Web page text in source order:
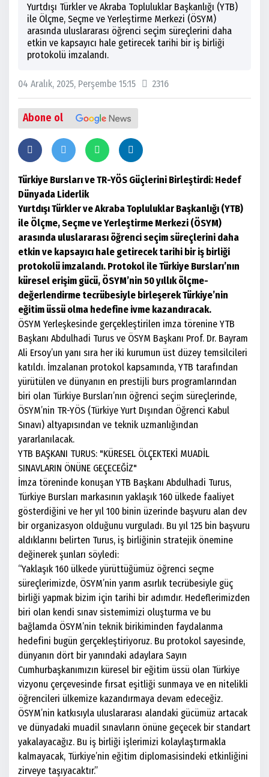
Yurtdışı Türkler ve Akraba Topluluklar Başkanlığı (YTB)
ile Ölçme, Seçme ve Yerleştirme Merkezi (ÖSYM)
arasında uluslararası öğrenci seçim süreçlerini daha
etkin ve kapsayıcı hale getirecek tarihi bir iş birliği
protokolü imzalandı.
04 Aralık, 2025, Perşembe 15:15 2316
Abone ol
Türkiye Bursları ve TR-YÖS Güçlerini Birleştirdi: Hedef
Dünyada Liderlik
Yurtdışı Türkler ve Akraba Topluluklar Başkanlığı (YTB)
ile Ölçme, Seçme ve Yerleştirme Merkezi (ÖSYM)
arasında uluslararası öğrenci seçim süreçlerini daha
etkin ve kapsayıcı hale getirecek tarihi bir iş birliği
protokolü imzalandı. Protokol ile Türkiye Bursları’nın
küresel erişim gücü, ÖSYM’nin 50 yıllık ölçme-
değerlendirme tecrübesiyle birleşerek Türkiye’nin
eğitim üssü olma hedefine ivme kazandıracak.
ÖSYM Yerleşkesinde gerçekleştirilen imza törenine YTB
Başkanı Abdulhadi Turus ve ÖSYM Başkanı Prof. Dr. Bayram
Ali Ersoy’un yanı sıra her iki kurumun üst düzey temsilcileri
katıldı. İmzalanan protokol kapsamında, YTB tarafından
yürütülen ve dünyanın en prestijli burs programlarından
biri olan Türkiye Bursları’nın öğrenci seçim süreçlerinde,
ÖSYM’nin TR-YÖS (Türkiye Yurt Dışından Öğrenci Kabul
Sınavı) altyapısından ve teknik uzmanlığından
yararlanılacak.
YTB BAŞKANI TURUS: "KÜRESEL ÖLÇEKTEKİ MUADİL
SINAVLARIN ÖNÜNE GEÇECEĞİZ"
İmza töreninde konuşan YTB Başkanı Abdulhadi Turus,
Türkiye Bursları markasının yaklaşık 160 ülkede faaliyet
gösterdiğini ve her yıl 100 binin üzerinde başvuru alan dev
bir organizasyon olduğunu vurguladı. Bu yıl 125 bin başvuru
aldıklarını belirten Turus, iş birliğinin stratejik önemine
değinerek şunları söyledi:
“Yaklaşık 160 ülkede yürüttüğümüz öğrenci seçme
süreçlerimizde, ÖSYM’nin yarım asırlık tecrübesiyle güç
birliği yapmak bizim için tarihi bir adımdır. Hedeflerimizden
biri olan kendi sınav sistemimizi oluşturma ve bu
bağlamda ÖSYM’nin teknik birikiminden faydalanma
hedefini bugün gerçekleştiriyoruz. Bu protokol sayesinde,
dünyanın dört bir yanındaki adaylara Sayın
Cumhurbaşkanımızın küresel bir eğitim üssü olan Türkiye
vizyonu çerçevesinde fırsat eşitliği sunmaya ve en nitelikli
öğrencileri ülkemize kazandırmaya devam edeceğiz.
ÖSYM’nin katkısıyla uluslararası alandaki gücümüz artacak
ve dünyadaki muadil sınavların önüne geçecek bir standart
yakalayacağız. Bu iş birliği işlerimizi kolaylaştırmakla
kalmayacak, Türkiye’nin eğitim diplomasisindeki etkinliğini
zirveye taşıyacaktır.”